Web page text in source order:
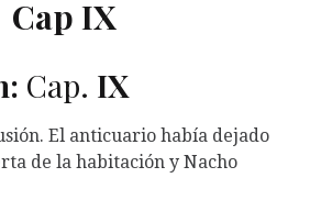
Cap IX
Cap. IX
El anticuario había dejado
de la habitación y Nacho